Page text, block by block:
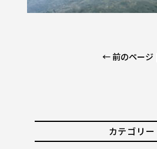
← 前のページ
カテゴリー